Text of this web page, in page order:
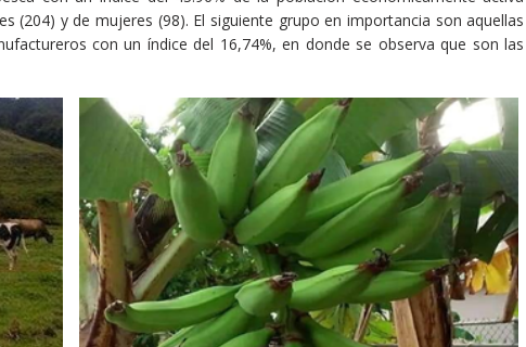
(204) y de mujeres (98). El siguiente grupo en importancia son aquellas
con un índice del 16,74%, en donde se observa que son las